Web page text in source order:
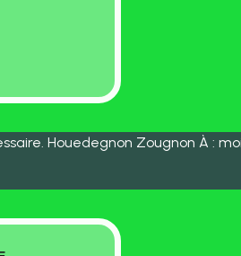
Houedegnon Zougnon À :